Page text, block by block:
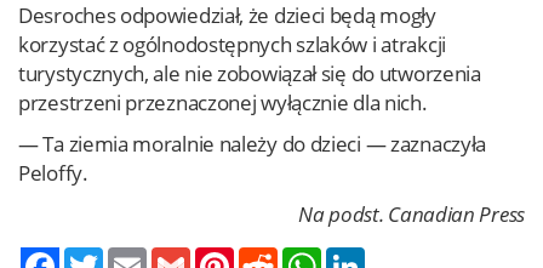
Desroches odpowiedział, że dzieci będą mogły
korzystać z ogólnodostępnych szlaków i atrakcji
turystycznych, ale nie zobowiązał się do utworzenia
przestrzeni przeznaczonej wyłącznie dla nich.
— Ta ziemia moralnie należy do dzieci — zaznaczyła
Peloffy.
Na podst. Canadian Press
TwitterEmail Gmail PinterestReddit WhatsApp